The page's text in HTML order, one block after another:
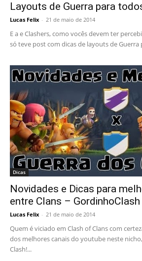
Layouts de Guerra para
Lucas Felix - 21 de maio de 2014
E a e Clashers, como vocês devem ter
só teve post com dicas de layouts de Guerra
Dicas
Novidades e Dicas para
entre Clans – GordinhoClash
Lucas Felix - 21 de maio de 2014
Quem é viciado em Clash of Clans com
dos melhores canais do youtube neste
Clash!...